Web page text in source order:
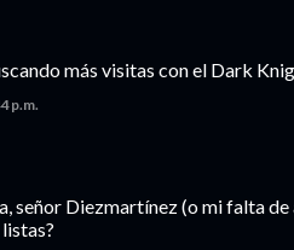
más visitas con el Dark
p.m.
señor Diezmartínez (o mi falta de